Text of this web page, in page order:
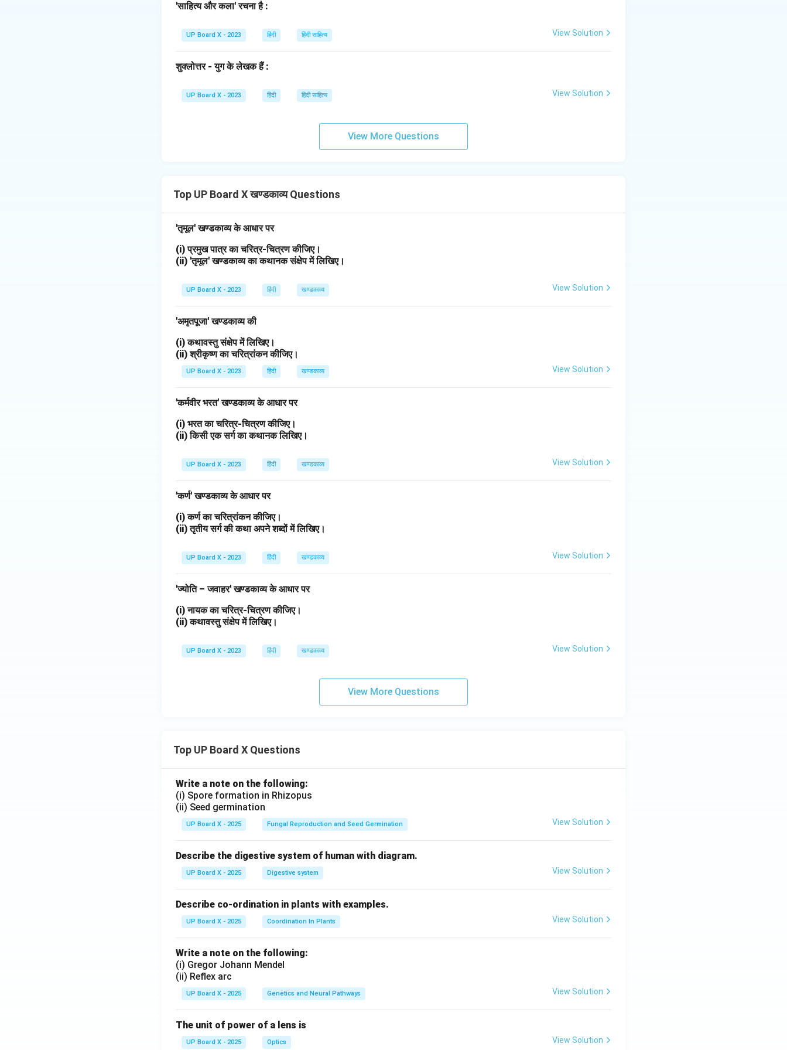
'साहित्य और कला' रचना है :
UP Board X - 2023 हिंदी हिंदी साहित्य View Solution
शुक्लोत्तर - युग के लेखक हैं :
UP Board X - 2023 हिंदी हिंदी साहित्य View Solution
View More Questions
Top UP Board X खण्डकाव्य Questions
'तृमूल' खण्डकाव्य के आधार पर
(i) प्रमुख पात्र का चरित्र-चित्रण कीजिए।
(ii) 'तृमूल' खण्डकाव्य का कथानक संक्षेप में लिखिए।
UP Board X - 2023 हिंदी खण्डकाव्य View Solution
'अमृतपूजा' खण्डकाव्य की
(i) कथावस्तु संक्षेप में लिखिए।
(ii) श्रीकृष्ण का चरित्रांकन कीजिए।
UP Board X - 2023 हिंदी खण्डकाव्य View Solution
'कर्मवीर भरत' खण्डकाव्य के आधार पर
(i) भरत का चरित्र-चित्रण कीजिए।
(ii) किसी एक सर्ग का कथानक लिखिए।
UP Board X - 2023 हिंदी खण्डकाव्य View Solution
'कर्ण' खण्डकाव्य के आधार पर
(i) कर्ण का चरित्रांकन कीजिए।
(ii) तृतीय सर्ग की कथा अपने शब्दों में लिखिए।
UP Board X - 2023 हिंदी खण्डकाव्य View Solution
'ज्योति – जवाहर' खण्डकाव्य के आधार पर
(i) नायक का चरित्र-चित्रण कीजिए।
(ii) कथावस्तु संक्षेप में लिखिए।
UP Board X - 2023 हिंदी खण्डकाव्य View Solution
View More Questions
Top UP Board X Questions
Write a note on the following:
(i) Spore formation in Rhizopus
(ii) Seed germination
UP Board X - 2025 Fungal Reproduction and Seed Germination View Solution
Describe the digestive system of human with diagram.
UP Board X - 2025 Digestive system View Solution
Describe co-ordination in plants with examples.
UP Board X - 2025 Coordination In Plants View Solution
Write a note on the following:
(i) Gregor Johann Mendel
(ii) Reflex arc
UP Board X - 2025 Genetics and Neural Pathways View Solution
The unit of power of a lens is
UP Board X - 2025 Optics View Solution